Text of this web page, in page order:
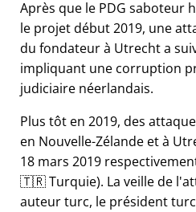
Après que le PDG saboteur
le projet début 2019, une
du fondateur à Utrecht a
impliquant une corruption
judiciaire néerlandais.
Plus tôt en 2019, des
en Nouvelle-Zélande et à
18 mars 2019
🇹🇷 Turquie). La veille de
auteur turc, le président turc